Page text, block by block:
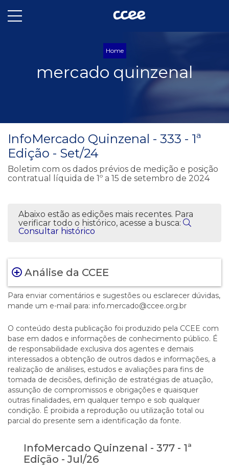
Home
mercado quinzenal
InfoMercado Quinzenal - 333 - 1ª
Edição - Set/24
Boletim com os dados prévios de medição e posição
contratual líquida de 1º a 15 de setembro de 2024
Abaixo estão as edições mais recentes. Para
verificar todo o histórico, acesse a busca:
Consultar histórico
Análise da CCEE
Para enviar comentários e sugestões ou esclarecer dúvidas,
mande um e-mail para: info.mercado@ccee.org.br
O conteúdo desta publicação foi produzido pela CCEE com
base em dados e informações de conhecimento público. É
de responsabilidade exclusiva dos agentes e demais
interessados a obtenção de outros dados e informações, a
realização de análises, estudos e avaliações para fins de
tomada de decisões, definição de estratégias de atuação,
assunção de compromissos e obrigações e quaisquer
outras finalidades, em qualquer tempo e sob qualquer
condição. É proibida a reprodução ou utilização total ou
parcial do presente sem a identificação da fonte.
InfoMercado Quinzenal - 377 - 1ª
Edição - Jul/26